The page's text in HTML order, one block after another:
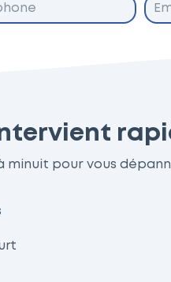
minuit pour vous